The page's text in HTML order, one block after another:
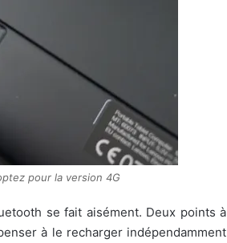
pour la version 4G
se fait aisément. Deux points à
à le recharger indépendamment